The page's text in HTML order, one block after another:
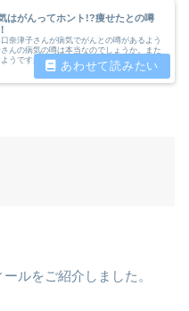
はがんってホント!?痩せたとの噂
奈津子さんが病気でがんとの噂があるよう
んの病気の噂は本当なのでしょうか。また
うですが、病気との関係があるのでしょう
子さんの病気について調査しました。
ルをご紹介しました。